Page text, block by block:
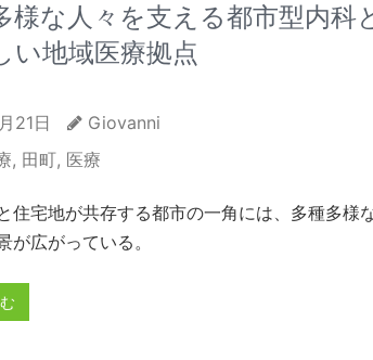
様な人々を支える都市型内科
い地域医療拠点
21日
Giovanni
, 田町, 医療
住宅地が共存する都市の一角には、多種多様
が広がっている。